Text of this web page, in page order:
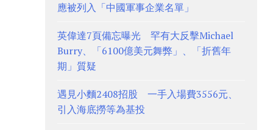
應被列入「中國軍事企業名單」
英偉達7頁備忘曝光 罕有大反擊Michael
Burry、「6100億美元舞弊」、「折舊年
期」質疑
遇見小麵2408招股 一手入場費3556元、
引入海底撈等為基投